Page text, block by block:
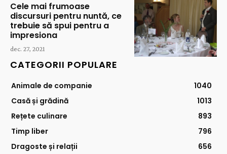
Cele mai frumoase
discursuri pentru nuntă, ce
trebuie să spui pentru a
impresiona
dec. 27, 2021
CATEGORII POPULARE
Animale de companie
1040
Casă și grădină
1013
Rețete culinare
893
Timp liber
796
Dragoste și relații
656